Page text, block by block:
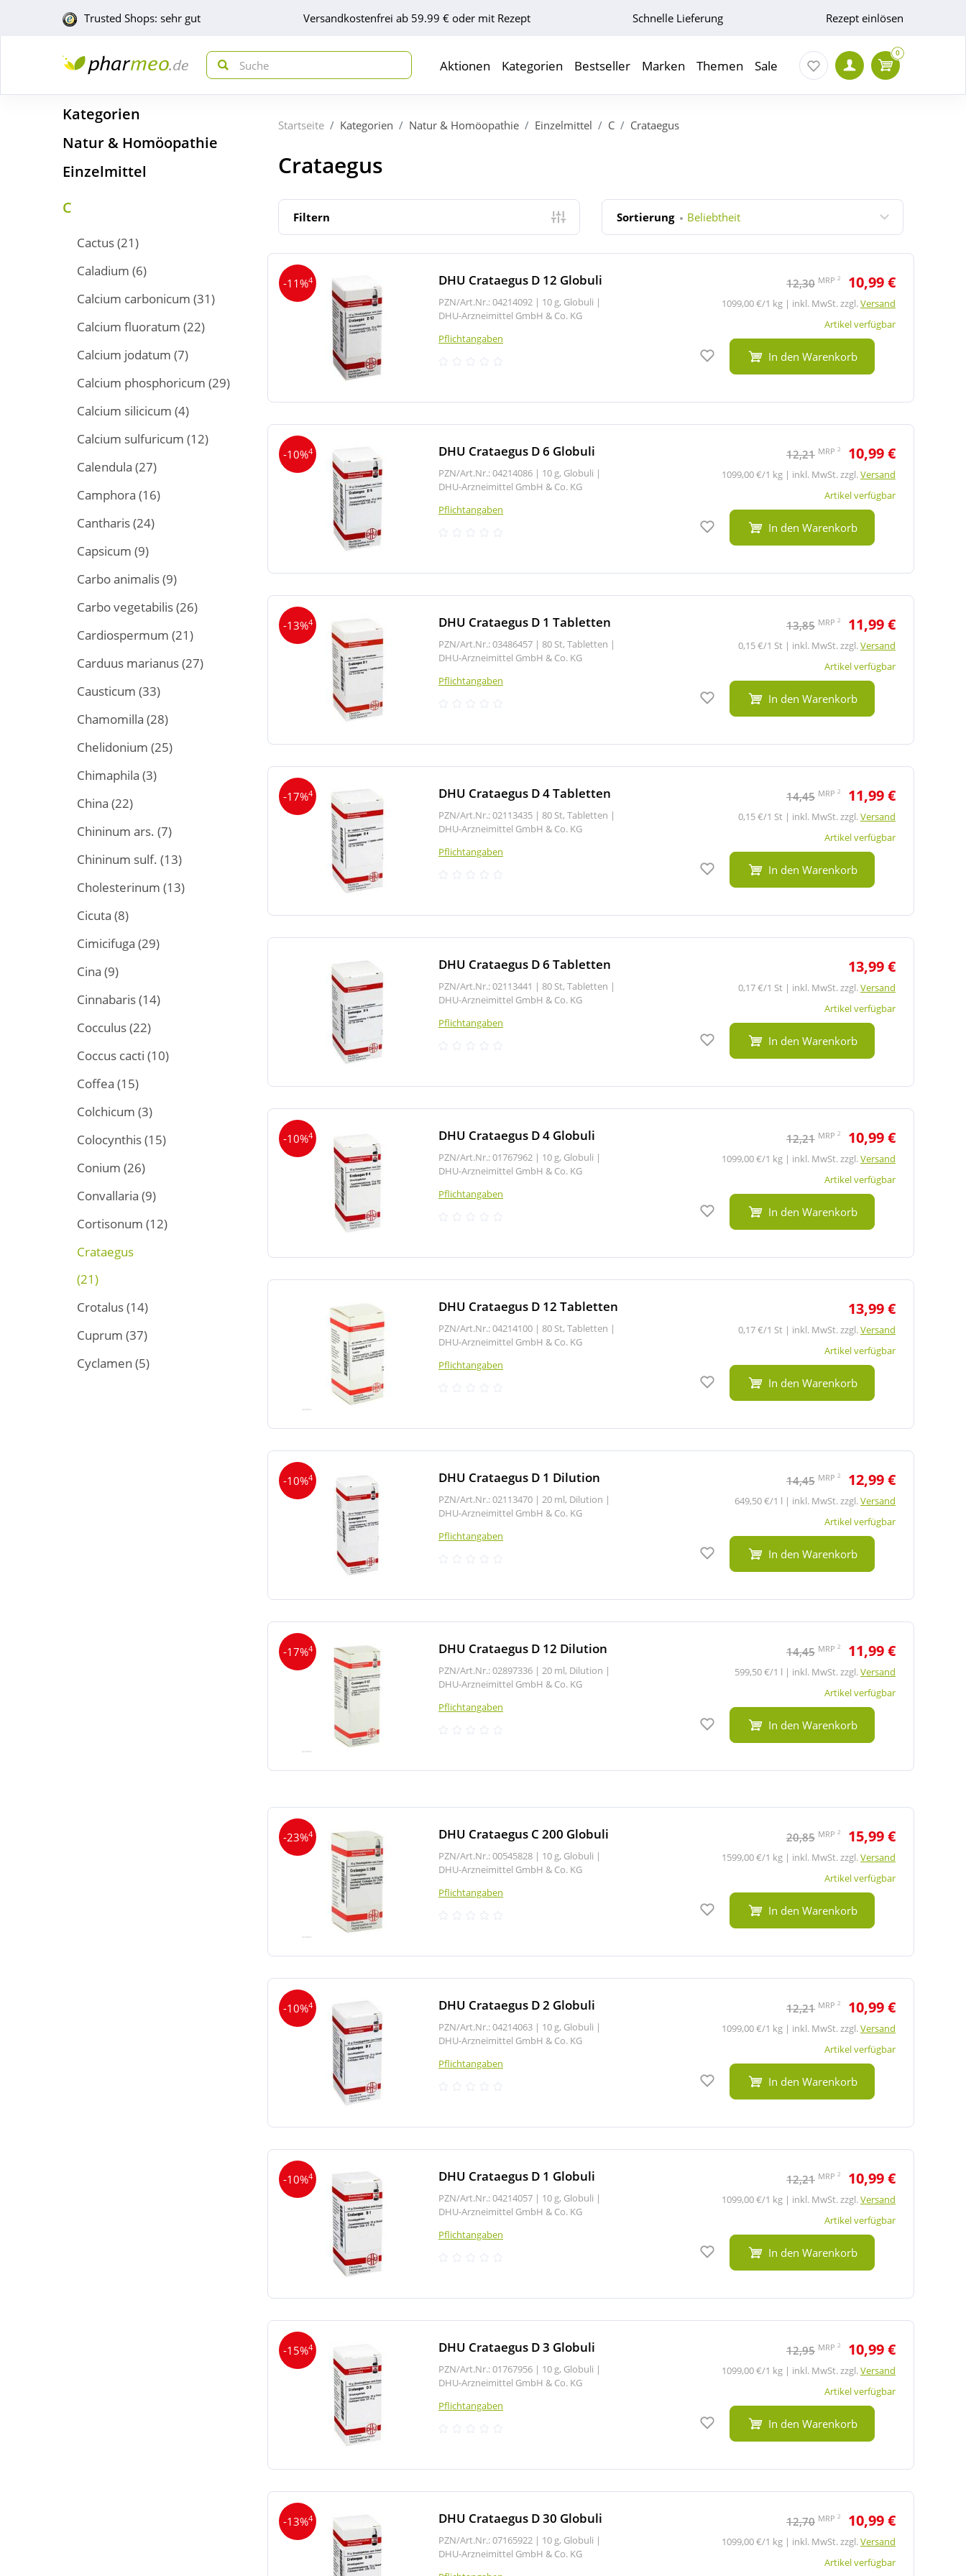
Trusted Shops: sehr gut Versandkostenfrei ab 59.99 € oder mit Rezept Schnelle Lieferung Rezept einlösen
Aktionen Kategorien Bestseller Marken Themen Sale
0
Kategorien
Natur & Homöopathie
Einzelmittel
C
Cactus(21)
Caladium (6)
Calcium carbonicum (31)
Calcium fluoratum (22)
Calcium jodatum (7)
Calcium phosphoricum (29)
Calcium silicicum (4)
Calcium sulfuricum (12)
Calendula (27)
Camphora (16)
Cantharis(24)
Capsicum (9)
Carbo animalis(9)
Carbo vegetabilis(26)
Cardiospermum (21)
Carduus marianus(27)
Causticum (33)
Chamomilla (28)
Chelidonium (25)
Chimaphila (3)
China (22)
Chininum ars. (7)
Chininum sulf. (13)
Cholesterinum (13)
Cicuta (8)
Cimicifuga (29)
Cina (9)
Cinnabaris(14)
Cocculus(22)
Coccus cacti (10)
Coffea (15)
Colchicum (3)
Colocynthis(15)
Conium (26)
Convallaria (9)
Cortisonum (12)
Crataegus
(21)
Crotalus(14)
Cuprum (37)
Cyclamen (5)
Startseite Kategorien Natur & Homöopathie Einzelmittel C Crataegus
Crataegus
Filtern Sortierung Beliebtheit
-11%4 DHU Crataegus D 12 Globuli
PZN/Art.Nr.: 04214092 | 10 g, Globuli |
DHU-Arzneimittel GmbH & Co. KG
Pflichtangaben
12,30 MRP 2 10,99 €
1099,00 €/1 kg | inkl. MwSt. zzgl.Versand
Artikel verfügbar
Auf den Merkzettel
In den Warenkorb
-10%4 DHU Crataegus D 6 Globuli
PZN/Art.Nr.: 04214086 | 10 g, Globuli |
DHU-Arzneimittel GmbH & Co. KG
Pflichtangaben
12,21 MRP 2 10,99 €
1099,00 €/1 kg | inkl. MwSt. zzgl.Versand
Artikel verfügbar
Auf den Merkzettel
In den Warenkorb
-13%4 DHU Crataegus D 1 Tabletten
PZN/Art.Nr.: 03486457 | 80 St, Tabletten |
DHU-Arzneimittel GmbH & Co. KG
Pflichtangaben
13,85 MRP 2 11,99 €
0,15 €/1 St | inkl. MwSt. zzgl.Versand
Artikel verfügbar
Auf den Merkzettel
In den Warenkorb
-17%4 DHU Crataegus D 4 Tabletten
PZN/Art.Nr.: 02113435 | 80 St, Tabletten |
DHU-Arzneimittel GmbH & Co. KG
Pflichtangaben
14,45 MRP 2 11,99 €
0,15 €/1 St | inkl. MwSt. zzgl.Versand
Artikel verfügbar
Auf den Merkzettel
In den Warenkorb
DHU Crataegus D 6 Tabletten
PZN/Art.Nr.: 02113441 | 80 St, Tabletten |
DHU-Arzneimittel GmbH & Co. KG
Pflichtangaben
13,99 €
0,17 €/1 St | inkl. MwSt. zzgl.Versand
Artikel verfügbar
Auf den Merkzettel
In den Warenkorb
-10%4 DHU Crataegus D 4 Globuli
PZN/Art.Nr.: 01767962 | 10 g, Globuli |
DHU-Arzneimittel GmbH & Co. KG
Pflichtangaben
12,21 MRP 2 10,99 €
1099,00 €/1 kg | inkl. MwSt. zzgl.Versand
Artikel verfügbar
Auf den Merkzettel
In den Warenkorb
DHU Crataegus D 12 Tabletten
PZN/Art.Nr.: 04214100 | 80 St, Tabletten |
DHU-Arzneimittel GmbH & Co. KG
Pflichtangaben
13,99 €
0,17 €/1 St | inkl. MwSt. zzgl.Versand
Artikel verfügbar
Auf den Merkzettel
In den Warenkorb
-10%4 DHU Crataegus D 1 Dilution
PZN/Art.Nr.: 02113470 | 20 ml, Dilution |
DHU-Arzneimittel GmbH & Co. KG
Pflichtangaben
14,45 MRP 2 12,99 €
649,50 €/1 l | inkl. MwSt. zzgl.Versand
Artikel verfügbar
Auf den Merkzettel
In den Warenkorb
-17%4 DHU Crataegus D 12 Dilution
PZN/Art.Nr.: 02897336 | 20 ml, Dilution |
DHU-Arzneimittel GmbH & Co. KG
Pflichtangaben
14,45 MRP 2 11,99 €
599,50 €/1 l | inkl. MwSt. zzgl.Versand
Artikel verfügbar
Auf den Merkzettel
In den Warenkorb
-23%4 DHU Crataegus C 200 Globuli
PZN/Art.Nr.: 00545828 | 10 g, Globuli |
DHU-Arzneimittel GmbH & Co. KG
Pflichtangaben
20,85 MRP 2 15,99 €
1599,00 €/1 kg | inkl. MwSt. zzgl.Versand
Artikel verfügbar
Auf den Merkzettel
In den Warenkorb
-10%4 DHU Crataegus D 2 Globuli
PZN/Art.Nr.: 04214063 | 10 g, Globuli |
DHU-Arzneimittel GmbH & Co. KG
Pflichtangaben
12,21 MRP 2 10,99 €
1099,00 €/1 kg | inkl. MwSt. zzgl.Versand
Artikel verfügbar
Auf den Merkzettel
In den Warenkorb
-10%4 DHU Crataegus D 1 Globuli
PZN/Art.Nr.: 04214057 | 10 g, Globuli |
DHU-Arzneimittel GmbH & Co. KG
Pflichtangaben
12,21 MRP 2 10,99 €
1099,00 €/1 kg | inkl. MwSt. zzgl.Versand
Artikel verfügbar
Auf den Merkzettel
In den Warenkorb
-15%4 DHU Crataegus D 3 Globuli
PZN/Art.Nr.: 01767956 | 10 g, Globuli |
DHU-Arzneimittel GmbH & Co. KG
Pflichtangaben
12,95 MRP 2 10,99 €
1099,00 €/1 kg | inkl. MwSt. zzgl.Versand
Artikel verfügbar
Auf den Merkzettel
In den Warenkorb
-13%4 DHU Crataegus D 30 Globuli
PZN/Art.Nr.: 07165922 | 10 g, Globuli |
DHU-Arzneimittel GmbH & Co. KG
12,70 MRP 2 10,99 €
1099,00 €/1 kg | inkl. MwSt. zzgl.Versand
Artikel verfügbar